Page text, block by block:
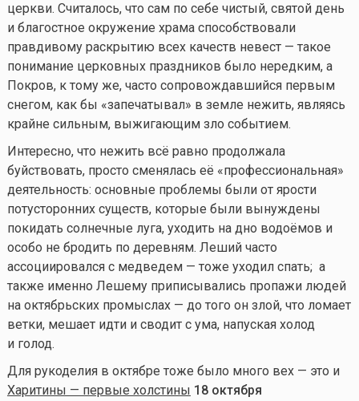
церкви. Считалось, что сам по себе чистый, святой день
и благостное окружение храма способствовали
правдивому раскрытию всех качеств невест — такое
понимание церковных праздников было нередким, а
Покров, к тому же, часто сопровождавшийся первым
снегом, как бы «запечатывал» в земле нежить, являясь
крайне сильным, выжигающим зло событием.
Интересно, что нежить всё равно продолжала
буйствовать, просто сменялась её «профессиональная»
деятельность: основные проблемы были от ярости
потусторонних существ, которые были вынуждены
покидать солнечные луга, уходить на дно водоёмов и
особо не бродить по деревням. Леший часто
ассоциировался с медведем — тоже уходил спать; а
также именно Лешему приписывались пропажи людей
на октябрьских промыслах — до того он злой, что ломает
ветки, мешает идти и сводит с ума, напуская холод
и голод.
Для рукоделия в октябре тоже было много вех — это и
Харитины — первые холстины 18 октября